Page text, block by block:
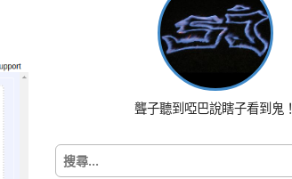
聾子聽到啞巴說瞎子看到鬼！
搜
尋